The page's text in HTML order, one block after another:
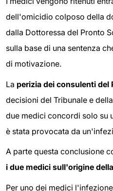
dell'omicidio colposo della
dalla Dottoressa del Pronto
sulla base di una sentenza
di motivazione.
La perizia dei consulenti del
decisioni del Tribunale e
due medici concordi solo su
è stata provocata da
A parte questa conclusione
i due medici sull'origine
Per uno dei medici